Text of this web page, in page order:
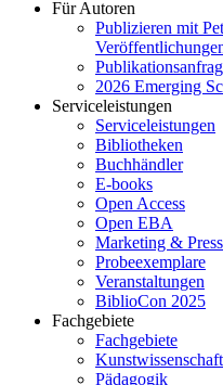
Für Autoren
Publizieren mit
2026 Emerging
Serviceleistungen
Serviceleistungen
Bibliotheken
Buchhändler
E-books
Open Access
Open EBA
Marketing &
Probeexemplare
Veranstaltungen
BiblioCon 2025
Fachgebiete
Fachgebiete
Pädagogik